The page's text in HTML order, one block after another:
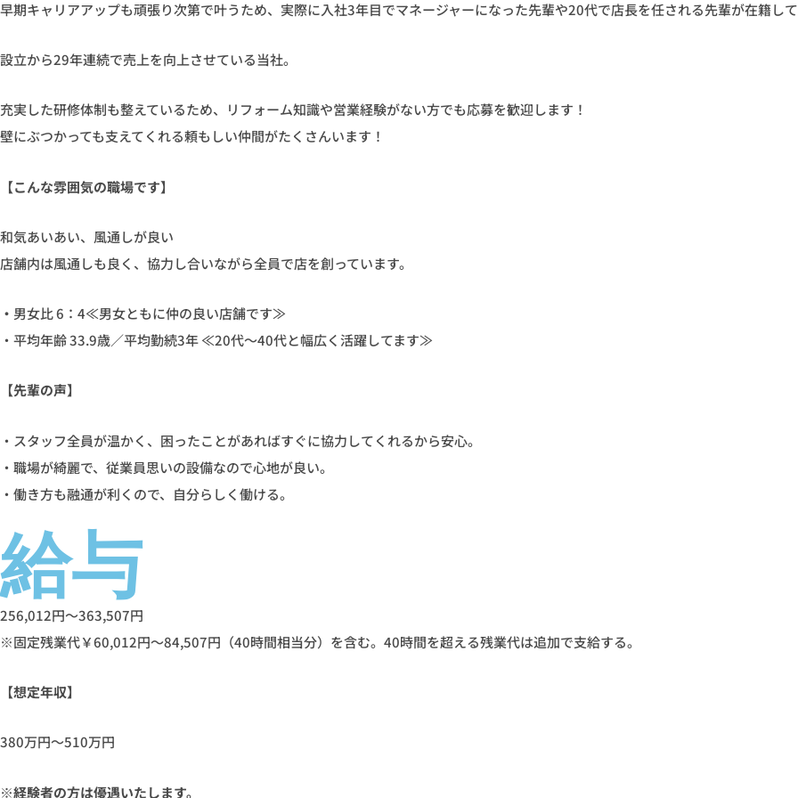
早期キャリアアップも頑張り次第で叶うため、実際に入社3年目でマネージャーになった先輩や20代で店長を任される先輩が在籍し
設立から29年連続で売上を向上させている当社。
充実した研修体制も整えているため、リフォーム知識や営業経験がない方でも応募を歓迎します！
壁にぶつかっても支えてくれる頼もしい仲間がたくさんいます！
【こんな雰囲気の職場です】
和気あいあい、風通しが良い
店舗内は風通しも良く、協力し合いながら全員で店を創っています。
・ 男女比 6：4≪男女ともに仲の良い店舗です≫
・平均年齢 33.9歳／平均勤続3年 ≪20代〜40代と幅広く活躍してます≫
【先輩の声】
・スタッフ全員が温かく、困ったことがあればすぐに協力してくれるから安心。
・職場が綺麗で、従業員思いの設備なので心地が良い。
・働き方も融通が利くので、自分らしく働ける。
給与
256,012円～363,507円
※固定残業代￥60,012円～84,507円（40時間相当分）を含む。40時間を超える残業代は追加で支給する。
【想定年収】
380万円～510万円
※経験者の方は優遇いたします。